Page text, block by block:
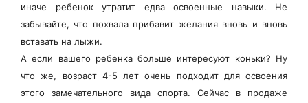
иначе ребенок утратит едва освоенные навыки. Не
забывайте, что похвала прибавит желания вновь и вновь
вставать на лыжи.
А если вашего ребенка больше интересуют коньки? Ну
что же, возраст 4-5 лет очень подходит для освоения
этого замечательного вида спорта. Сейчас в продаже